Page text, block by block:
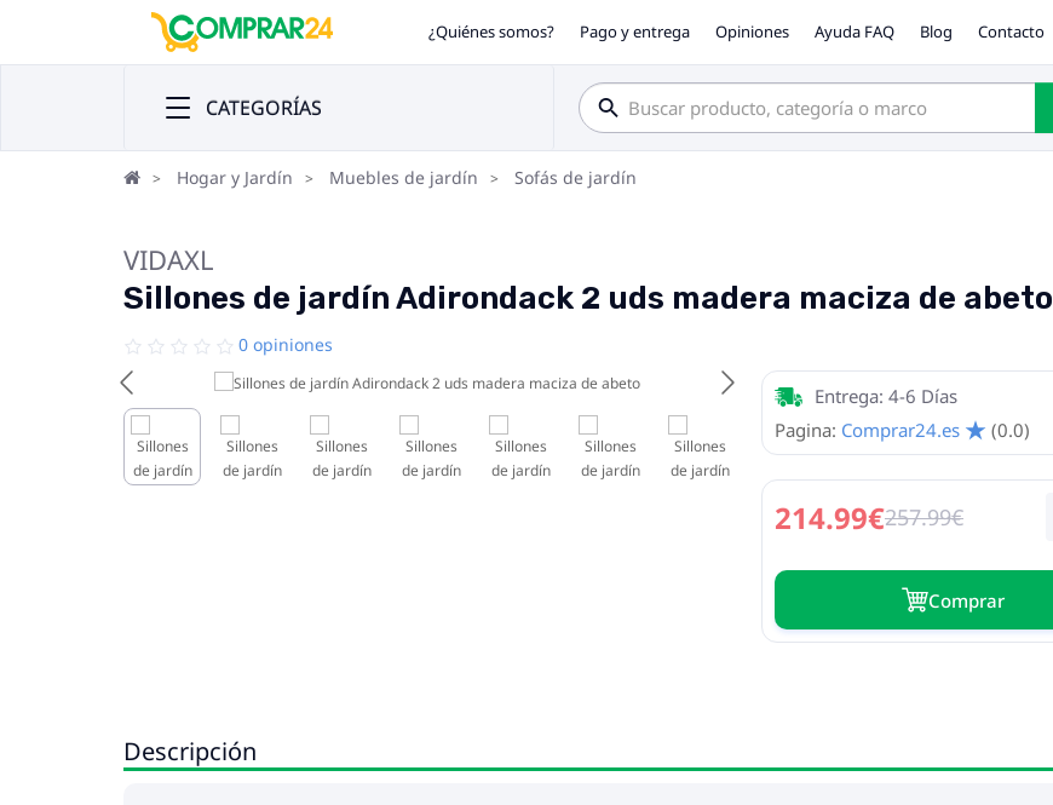
¿Quiénes somos? Pago y entrega Opiniones Ayuda FAQ Blog Contacto
CATEGORÍAS
Hogar y Jardín Muebles de jardín Sofás de jardín
VIDAXL
Sillones de jardín Adirondack 2 uds madera maciza de abeto
0 opiniones
Entrega: 4-6 Días
Pagina: Comprar24.es (0.0)
214.99€257.99€
Сomprar
Descripción